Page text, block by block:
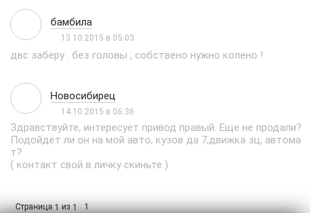
бамбила
13.10.2015 в 05:03
двс заберу . без головы , собствено нужно колено !
Новосибирец
14.10.2015 в 06:36
Здравствуйте, интересует привод правый. Еще не продали?
Подойдёт ли он на мой авто, кузов да 7,движка зц, автома
т?
( контакт свой в личку скиньте )
Страница1из1 1